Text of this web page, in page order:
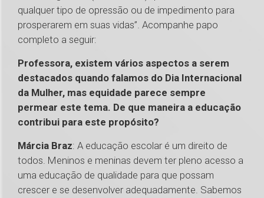
qualquer tipo de opressão ou de impedimento para
prosperarem em suas vidas”. Acompanhe papo
completo a seguir:
Professora, existem vários aspectos a serem
destacados quando falamos do Dia Internacional
da Mulher, mas equidade parece sempre
permear este tema. De que maneira a educação
contribui para este propósito?
Márcia Braz: A educação escolar é um direito de
todos. Meninos e meninas devem ter pleno acesso a
uma educação de qualidade para que possam
crescer e se desenvolver adequadamente. Sabemos